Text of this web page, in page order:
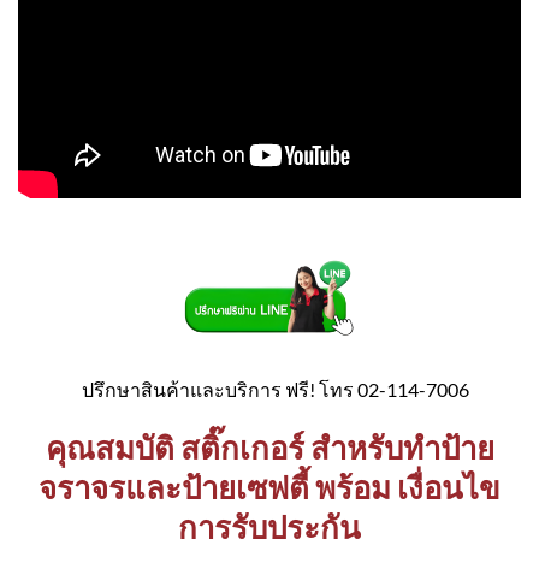
ปรึกษาสินค้าและบริการ ฟรี! โทร 02-114-7006
คุณสมบัติ สติ๊กเกอร์ สำหรับทำป้าย
จราจรและป้ายเซฟตี้ พร้อม เงื่อนไข
การรับประกัน